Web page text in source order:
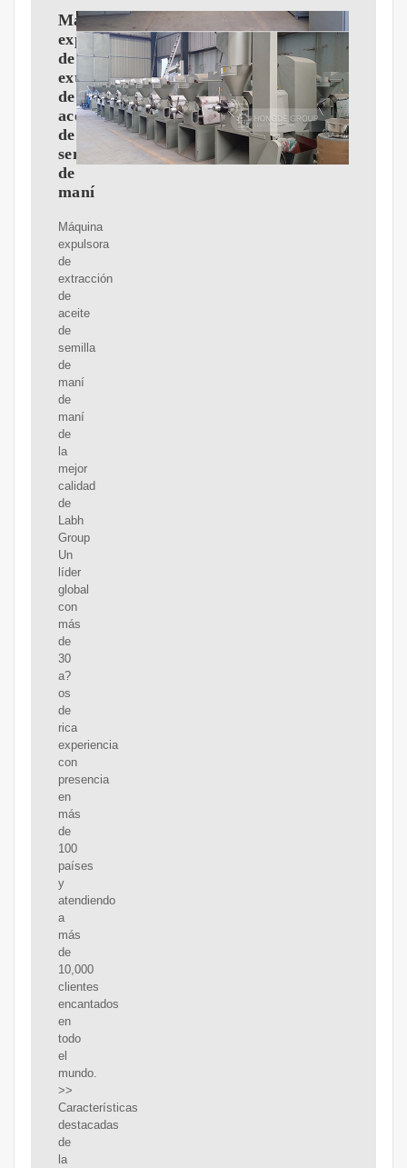
Máquina
expulsora
de
extracción
de
aceite
de
semilla
de
maní
Máquina
expulsora
de
extracción
de
aceite
de
semilla
de
maní
de
maní
de
la
mejor
calidad
de
Labh
Group
Un
líder
global
con
más
de
30
a?
os
de
rica
experiencia
con
presencia
en
más
de
100
países
y
atendiendo
a
más
de
10,000
clientes
encantados
en
todo
el
mundo.
>>
Características
destacadas
de
la